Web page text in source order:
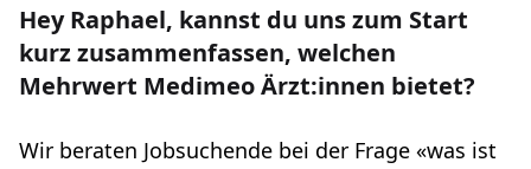
Hey Raphael, kannst du uns zum Start
kurz zusammenfassen, welchen
Mehrwert MedimeoÄrzt:innen bietet?
Wir beraten Jobsuchende bei der Frage «was ist